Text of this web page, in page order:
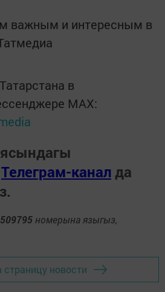
важным и интересным в
в
MАХ:
Телеграм-канал да
номерына языгыз,
страницу новости